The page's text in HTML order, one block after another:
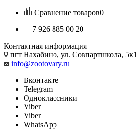
Сравнение товаров0
+7 926 885 00 20
Контактная информация
пгт Нахабино, ул. Совпартшкола, 5к1
info@zootovary.ru
Вконтакте
Telegram
Одноклассники
Viber
Viber
WhatsApp